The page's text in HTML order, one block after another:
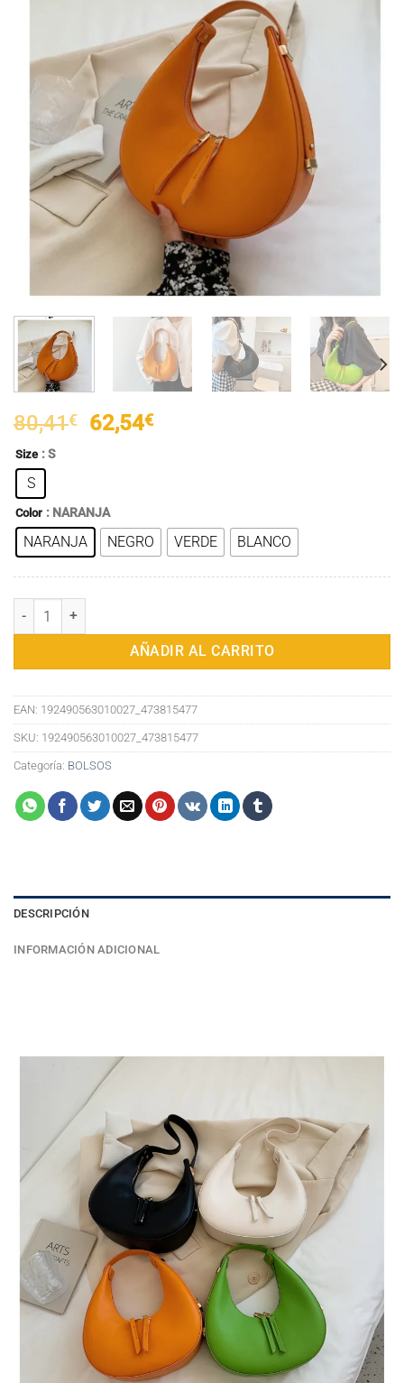
80,41€
El
80,41€.
62,54€El
Size : S
S
Color : NARANJA
NARANJA NEGRO VERDE BLANCO
Bolso de Hombro Estilo Luna Invertida de Diseñador - Elegancia y
AÑADIR AL CARRITO
EAN: 192490563010027_473815477
SKU: 192490563010027_473815477
Categoría: BOLSOS
DESCRIPCIÓN
INFORMACIÓN ADICIONAL